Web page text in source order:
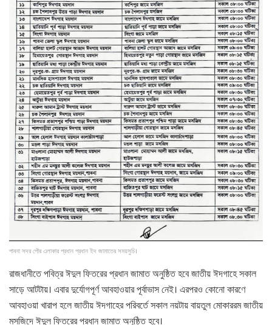
পাবনা সদর পৌর এলাকার প্রধান প্রধান ইদ জামাতের সময়সুচি।
রাজধানীতে পবিত্র ঈদুল ফিতরের প্রধান জামাত অনুষ্ঠিত হবে জাতীয় ঈদগাহে সকাল
সাড়ে আটটায়। এবার দুর্যোগপূর্ণ আবহাওয়ার পূর্বাভাস নেই। এরপরও কোনো কারণে
আবহাওয়া খারাপ হলে জাতীয় ঈদগাহের পরিবর্তে সকাল নয়টায় বায়তুল মোকাররম জাতীয়
মসজিদে ঈদুল ফিতরের প্রধান জামাত অনুষ্ঠিত হবে।